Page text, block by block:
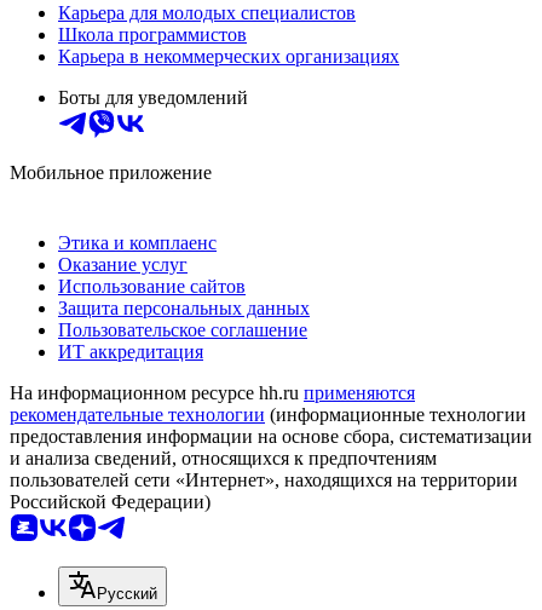
Карьера для молодых специалистов
Школа программистов
Карьера в некоммерческих организациях
Боты для уведомлений
Мобильное приложение
Этика и комплаенс
Оказание услуг
Использование сайтов
Защита персональных данных
Пользовательское соглашение
ИТ аккредитация
На информационном ресурсе hh.ru применяются
рекомендательные технологии (информационные технологии
предоставления информации на основе сбора, систематизации
и анализа сведений, относящихся к предпочтениям
пользователей сети «Интернет», находящихся на территории
Российской Федерации)
Русский